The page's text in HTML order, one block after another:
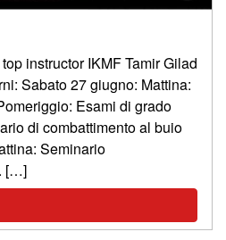
instructor IKMF Tamir Gilad
Sabato 27 giugno: Mattina:
Esami di grado
di combattimento al buio
Seminario
[…]